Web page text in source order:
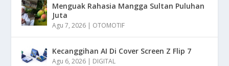
Menguak Rahasia Mangga Sultan Puluhan
Juta
Agu 7, 2026 | OTOMOTIF
Kecanggihan AI Di Cover Screen Z Flip 7
Agu 6, 2026 | DIGITAL